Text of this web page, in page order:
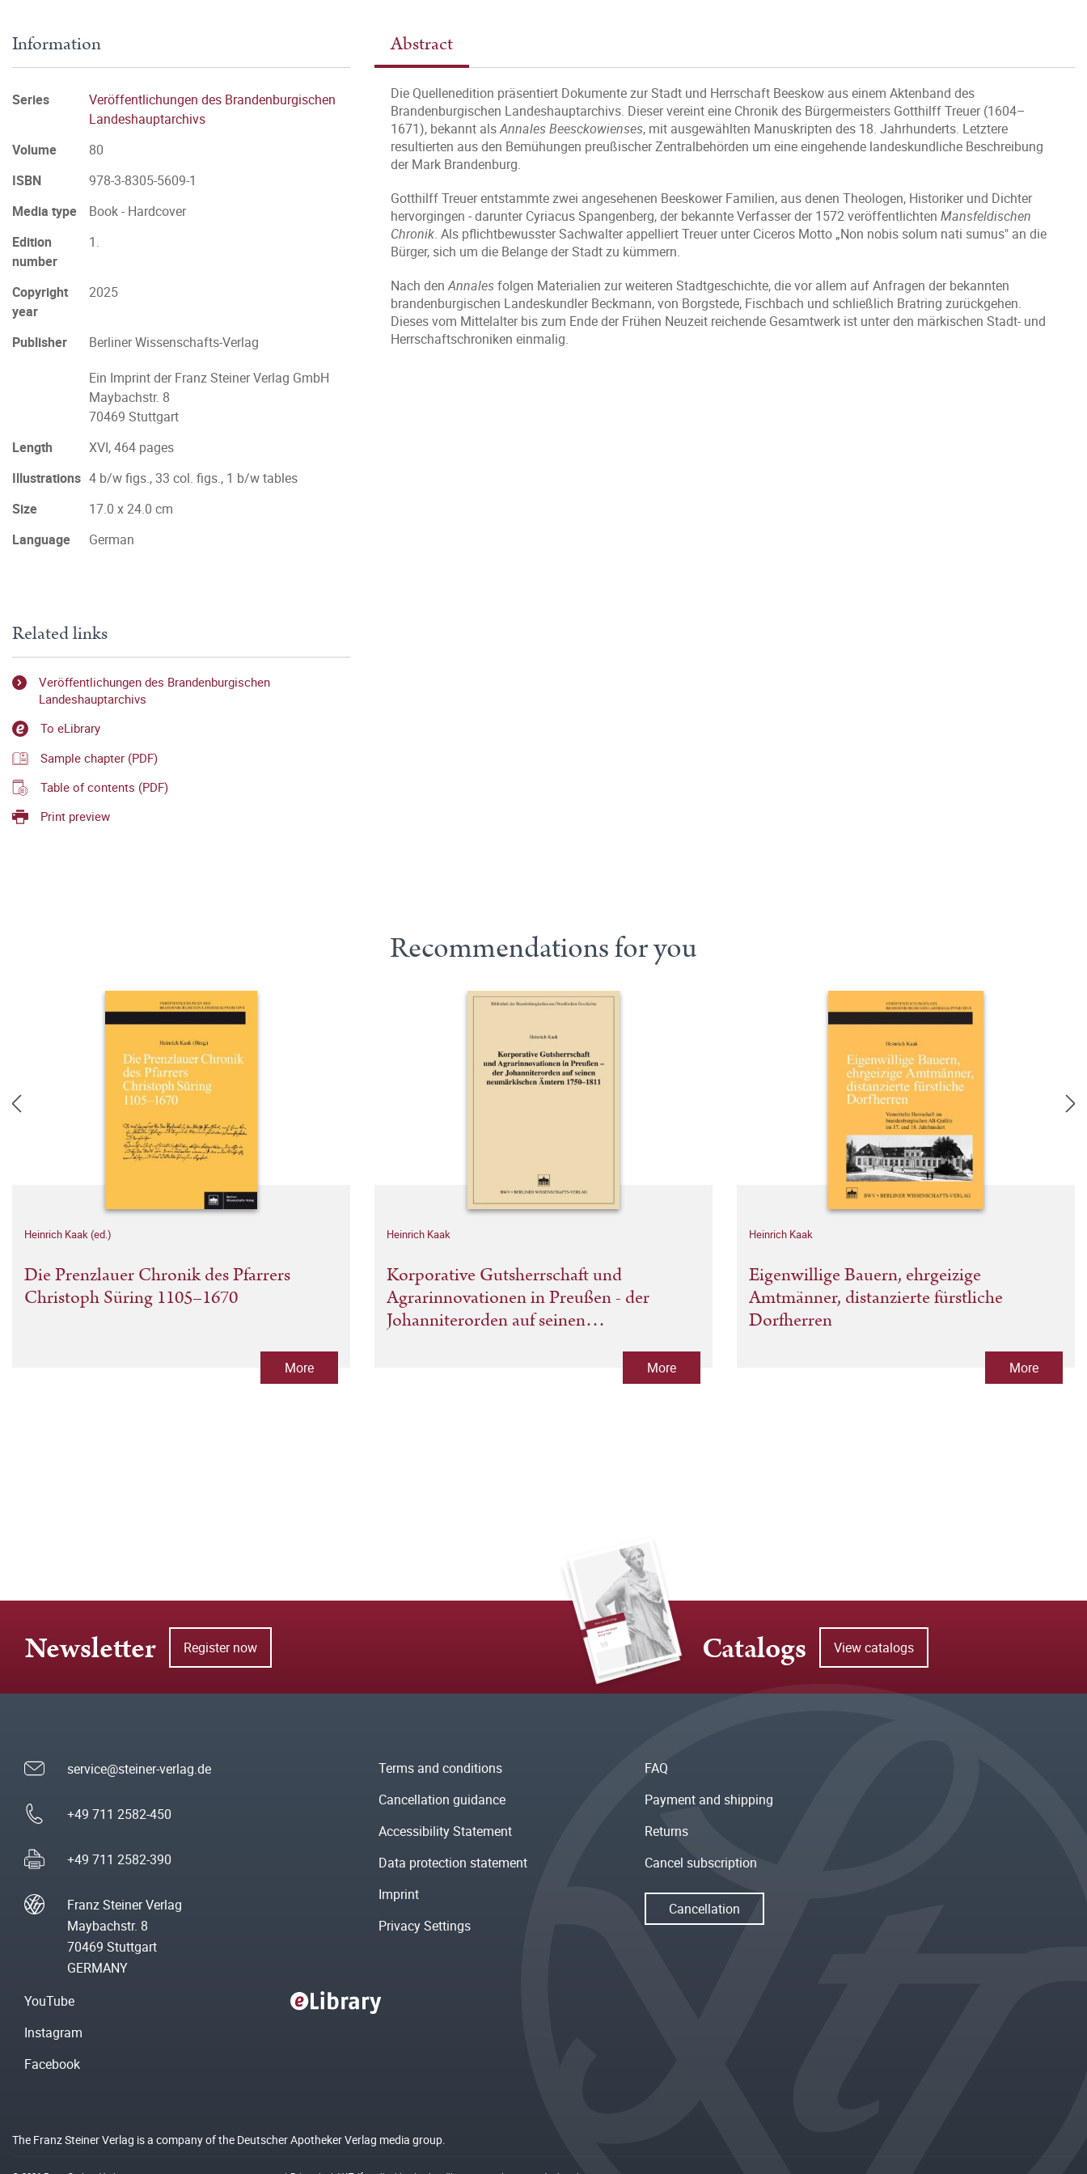
Abstract
Die Quellenedition präsentiert Dokumente zur Stadt und Herrschaft Beeskow aus einem Aktenband des
Brandenburgischen Landeshauptarchivs. Dieser vereint eine Chronik des Bürgermeisters Gotthilff Treuer (1604–
1671), bekannt alsAnnales Beesckowienses, mit ausgewählten Manuskripten des 18. Jahrhunderts. Letztere
resultierten aus den Bemühungen preußischer Zentralbehörden um eine eingehende landeskundliche Beschreibung
der Mark Brandenburg.
Gotthilff Treuer entstammte zwei angesehenen Beeskower Familien, aus denen Theologen, Historiker und Dichter
hervorgingen ‒ darunter Cyriacus Spangenberg, der bekannte Verfasser der 1572 veröffentlichten Mansfeldischen
Chronik. Als pflichtbewusster Sachwalter appelliert Treuer unter Ciceros Motto „Non nobis solum nati sumus" an die
Bürger, sich um die Belange der Stadt zu kümmern.
Nach denAnnalesfolgen Materialien zur weiteren Stadtgeschichte, die vor allem auf Anfragen der bekannten
brandenburgischen Landeskundler Beckmann, von Borgstede, Fischbach und schließlich Bratring zurückgehen.
Dieses vom Mittelalter bis zum Ende der Frühen Neuzeit reichende Gesamtwerk ist unter den märkischen Stadt- und
Herrschaftschroniken einmalig.
Information
Series
Veröffentlichungen des Brandenburgischen
Landeshauptarchivs
Volume
80
ISBN
978-3-8305-5609-1
Media type
Book - Hardcover
Edition
number
1.
Copyright
year
2025
Publisher
Berliner Wissenschafts-Verlag
Ein Imprint der Franz Steiner Verlag GmbH
Maybachstr. 8
70469 Stuttgart
Length
XVI, 464 pages
Illustrations 4 b/w figs., 33 col. figs., 1 b/w tables
Size
17.0 x 24.0 cm
Language
German
Related links
Veröffentlichungen des Brandenburgischen
Landeshauptarchivs
To eLibrary
Sample chapter (PDF)
Table of contents (PDF)
Print preview
Recommendations for you
Heinrich Kaak (ed.)
Die Prenzlauer Chronik des Pfarrers
Christoph Süring 1105–1670
More
Heinrich Kaak
Korporative Gutsherrschaft und
Agrarinnovationen in Preußen - der
Johanniterorden auf seinen
More
Heinrich Kaak
Eigenwillige Bauern, ehrgeizige
Amtmänner, distanzierte fürstliche
Dorfherren
More
Newsletter Register now Catalogs View catalogs
service@steiner-verlag.de
+49 711 2582-450
+49 711 2582-390
Franz Steiner Verlag
Maybachstr. 8
70469 Stuttgart
GERMANY
Terms and conditions
Cancellation guidance
Accessibility Statement
Data protection statement
Imprint
Privacy Settings
FAQ
Payment and shipping
Returns
Cancel subscription
Cancellation
YouTube
Instagram
Facebook
The Franz Steiner Verlag is a company of the Deutscher Apotheker Verlag media group.